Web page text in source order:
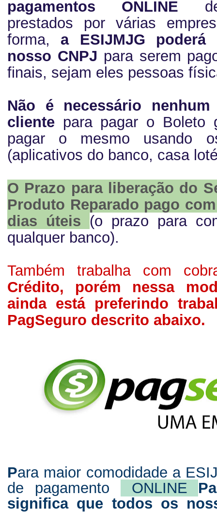
pagamentos ONLINE de
prestados por várias
forma, a ESIJMJG
nosso CNPJ para serem
finais, sejam eles pessoas
Não é necessário
cliente para pagar o Boleto
pagar o mesmo usando
(aplicativos do banco, casa
O Prazo para liberação do
Produto Reparado pago
dias úteis (o prazo para
qualquer banco).
Também trabalha com
Crédito, porém nessa
ainda está preferindo
PagSeguro descrito abaixo.
Para maior comodidade a
de pagamento
ONLINE
significa que todos os